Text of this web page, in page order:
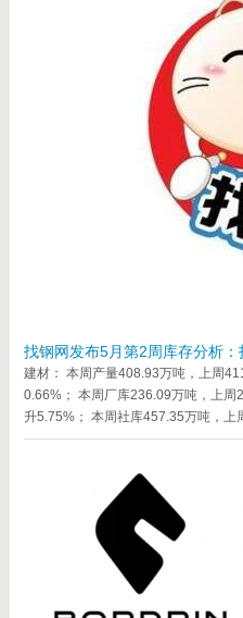
找钢网发布5月第2周库存分析
建材： 本周产量408.93万吨，上周
0.66%； 本周厂库236.09万吨，上
升5.75%； 本周社库457.35万吨，上